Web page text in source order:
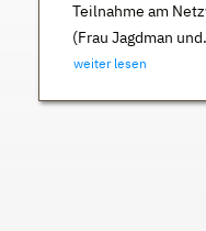
Teilnahme am
(Frau Jagdman
weiter lesen